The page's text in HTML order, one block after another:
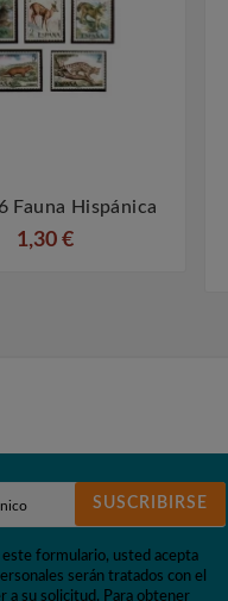
 
Fauna Hispánica
1,30 €
SUSCRIBIRSE
formulario, usted acepta
serán tratados con el
a su solicitud. Para obtener